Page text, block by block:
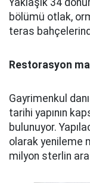
bölümü otlak,
teras
Restorasyon
Gayrimenkul
tarihi yapının
bulunuyor.
olarak yenileme
milyon sterlin